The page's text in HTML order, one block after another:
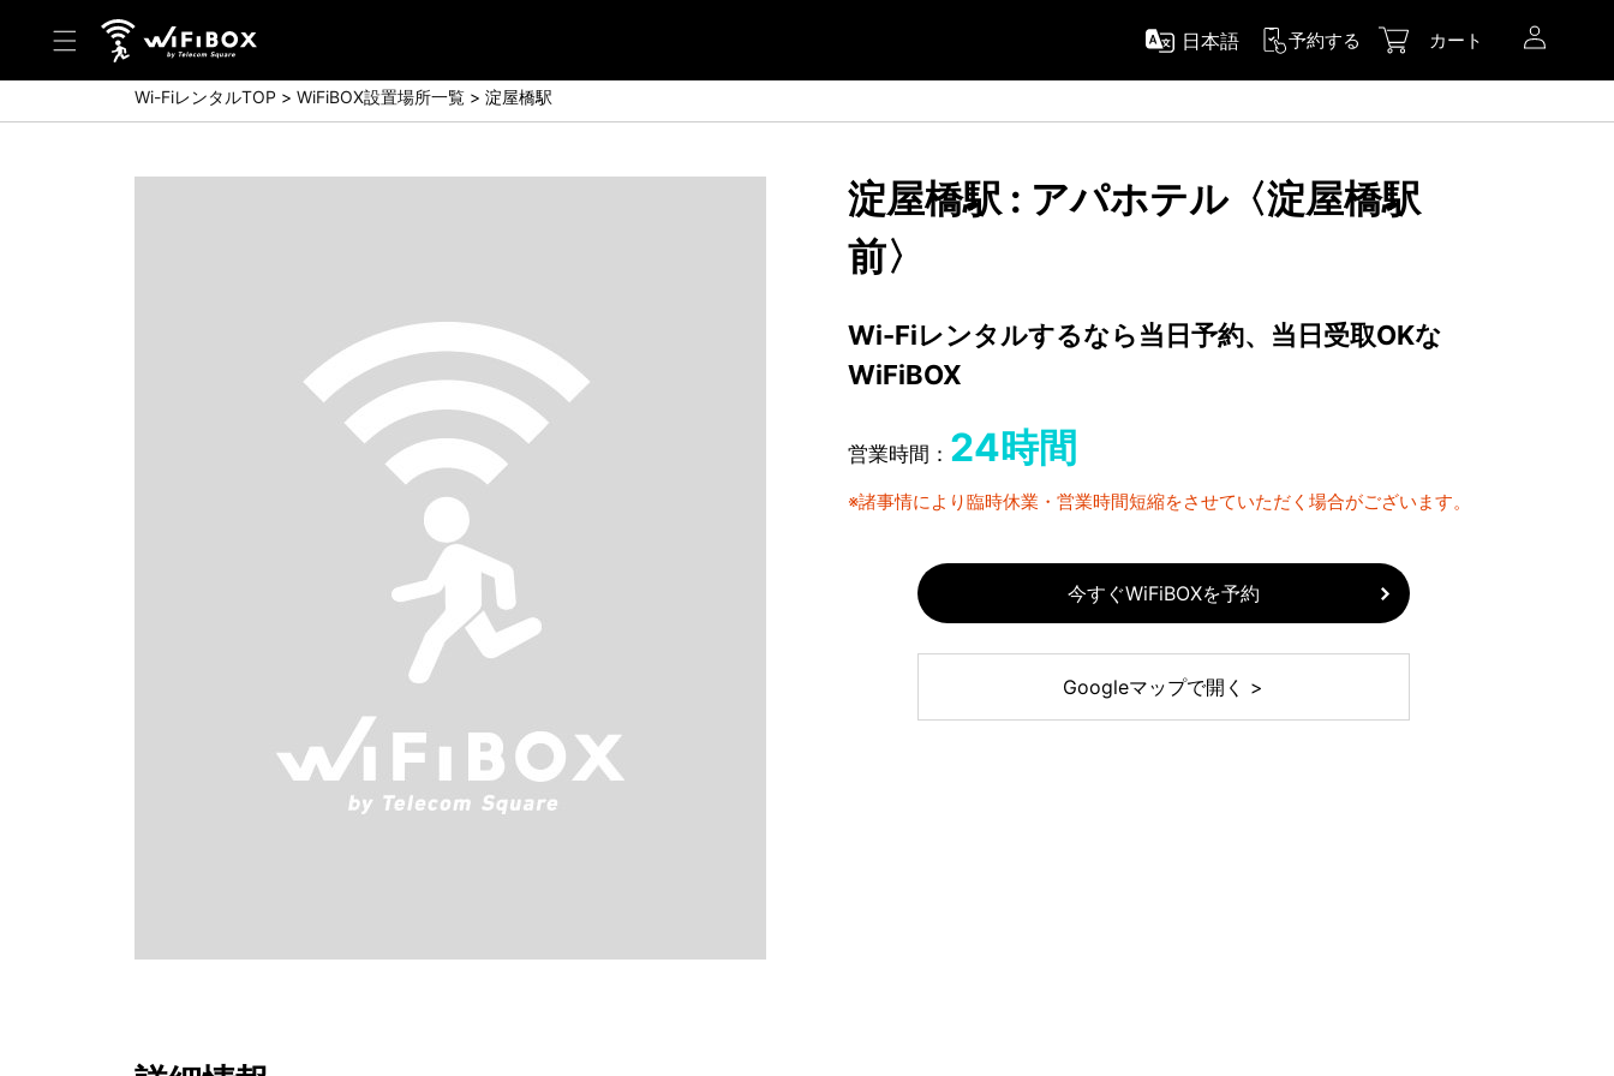
ヘルプ／お問い合わせ
ヘルプセンター(FAQ)(日本語)
日本語 予約する カート
Wi-FiレンタルTOP WiFiBOX設置場所一覧 淀屋橋駅
淀屋橋駅 : アパホテル〈淀屋橋駅
前〉
Wi-Fiレンタルするなら当日予約、当日受取OKな
WiFiBOX
営業時間： 24時間
※諸事情により臨時休業・営業時間短縮をさせていただく場合がございます。
今すぐWiFiBOXを予約
Googleマップで開く >